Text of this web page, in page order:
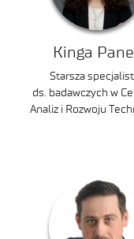
Kinga
Starsza
ds. badawczych w
Analiz i Rozwoju